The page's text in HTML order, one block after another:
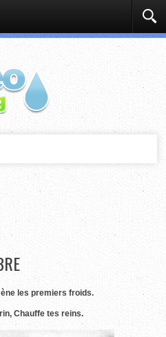
les premiers froids.
Chauffe tes reins.